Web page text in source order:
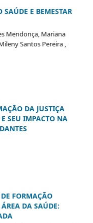
E BEMESTAR
Mendonça, Mariana
Santos Pereira ,
DA JUSTIÇA
SEU IMPACTO NA
FORMAÇÃO
DA SAÚDE: